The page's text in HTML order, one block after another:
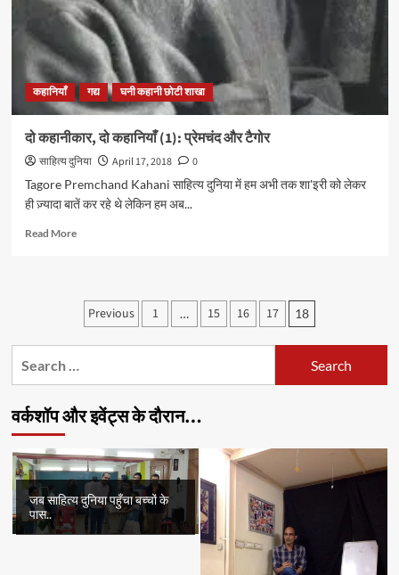
और
मंटो
कहानियाँ गद्य घनी कहानी छोटी शाखा
दो कहानीकार, दो कहानियाँ (1): प्रेमचंद और टैगोर
साहित्य दुनिया April 17, 2018
0
Tagore Premchand Kahani साहित्य दुनिया में हम अभी तक शा'इरी को लेकर
ही ज़्यादा बातें कर रहे थे लेकिन हम अब...
Read MoreRead
कहानीकार,
(1):
प्रेमचंद
और
Posts
pagination
Previous 1 … 15 16 17 18
वर्कशॉप और इवेंट्स के दौरान…
जब साहित्य दुनिया पहुँचा बच्चों के
पास..